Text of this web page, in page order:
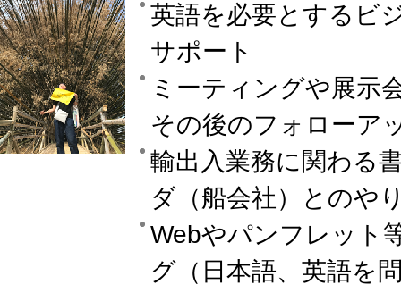
英語を必要とするビ
サポート
ミーティングや展示
その後のフォローア
輸出入業務に関わる
ダ（船会社）とのや
Webやパンフレット
グ（日本語、英語を